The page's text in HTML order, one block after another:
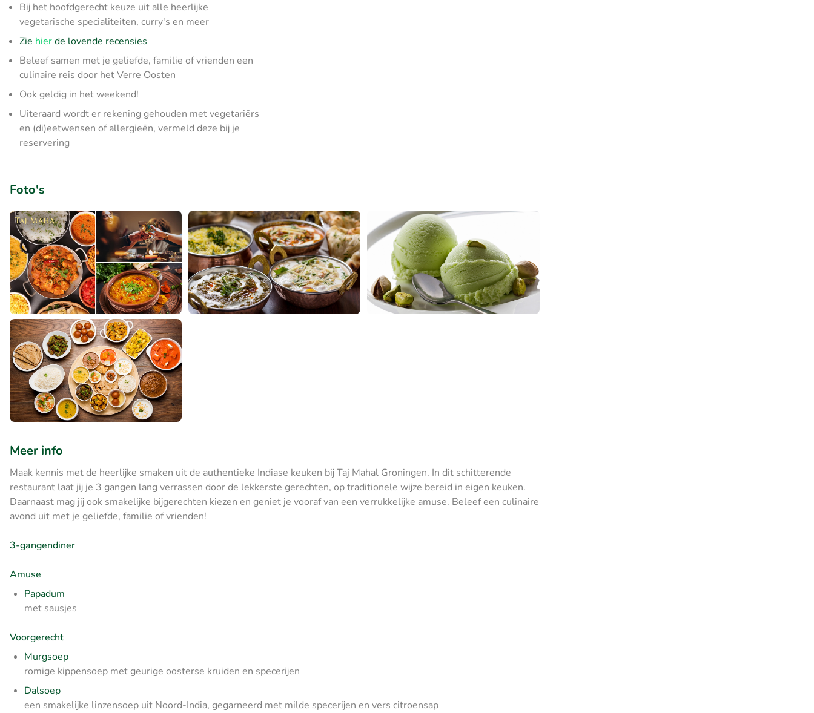
Bij het hoofdgerecht keuze uit alle heerlijke
vegetarische specialiteiten, curry's en meer
Zie hierde lovende recensies
Beleef samen met je geliefde, familie of vrienden een
culinaire reis door het Verre Oosten
Ook geldig in het weekend!
Uiteraard wordt er rekening gehouden met vegetariërs
en (di)eetwensen of allergieën, vermeld deze bij je
reservering
Foto's
Meer info
Maak kennis met de heerlijke smaken uit de authentieke Indiase keuken bij Taj Mahal Groningen. In dit schitterende
restaurant laat jij je 3 gangen lang verrassen door de lekkerste gerechten, op traditionele wijze bereid in eigen keuken.
Daarnaast mag jij ook smakelijke bijgerechten kiezen en geniet je vooraf van een verrukkelijke amuse. Beleef een culinaire
avond uit met je geliefde, familie of vrienden!
3-gangendiner
Amuse
Papadum
met sausjes
Voorgerecht
Murgsoep
romige kippensoep met geurige oosterse kruiden en specerijen
Dalsoep
een smakelijke linzensoep uit Noord-India, gegarneerd met milde specerijen en vers citroensap